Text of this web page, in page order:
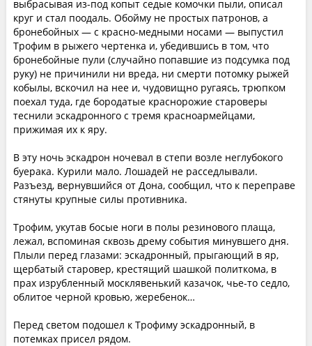
выбрасывая из-под копыт седые комочки пыли, описал
круг и стал поодаль. Обойму не простых патронов, а
бронебойных — с красно-медными носами — выпустил
Трофим в рыжего чертенка и, убедившись в том, что
бронебойные пули (случайно попавшие из подсумка под
руку) не причинили ни вреда, ни смерти потомку рыжей
кобылы, вскочил на нее и, чудовищно ругаясь, трюпком
поехал туда, где бородатые краснорожие староверы
теснили эскадронного с тремя красноармейцами,
прижимая их к яру.
В эту ночь эскадрон ночевал в степи возле неглубокого
буерака. Курили мало. Лошадей не расседлывали.
Разъезд, вернувшийся от Дона, сообщил, что к переправе
стянуты крупные силы противника.
Трофим, укутав босые ноги в полы резинового плаща,
лежал, вспоминая сквозь дрему события минувшего дня.
Плыли перед глазами: эскадронный, прыгающий в яр,
щербатый старовер, крестящий шашкой политкома, в
прах изрубленный москлявенький казачок, чье-то седло,
облитое черной кровью, жеребенок…
Перед светом подошел к Трофиму эскадронный, в
потемках присел рядом.